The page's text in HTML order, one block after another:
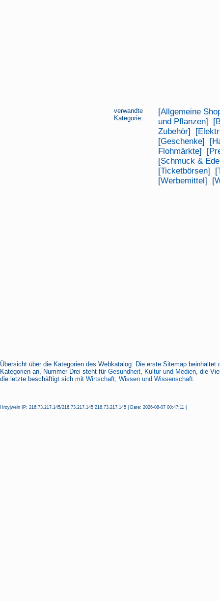
verwandte
Kategorie:
[Allgemeine
und Pflanzen] [
Zubehör] [
[Geschenke] [
Flohmärkte] [
[Schmuck &
[Ticketbörsen] [
[Werbemittel] [
Übersicht über die Kategorien des Webkatalog: Die erste Sitemap beinhaltet
Kategorien an, Nummer Drei steht für Gesundheit, Kultur und Medien, die
die letzte beschäftigt sich mit Wirtschaft, Wissen und Wissenschaft.
Hroyjweln IP: 216.73.217.145/216.73.217.145 216.73.217.145 | Date: 2026-08-07 00:47:11 |